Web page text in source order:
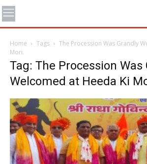
Home Tags
The Procession Was Grandly
Mori.
Tag: The Procession Was
Welcomed at Heeda Ki